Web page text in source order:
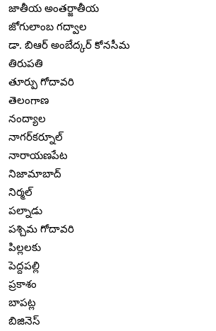
జాతీయ అంతర్జాతీయ
జోగులాంబ గద్వాల
డా. బిఆర్ అంబేద్కర్ కోనసీమ
తిరుపతి
తూర్పు గోదావరి
తెలంగాణ
నంద్యాల
నాగర్‌కర్నూల్
నారాయణపేట
నిజామాబాద్
నిర్మల్
పల్నాడు
పశ్చిమ గోదావరి
పిల్లలకు
పెద్దపల్లి
ప్రకాశం
బాపట్ల
బిజినెస్